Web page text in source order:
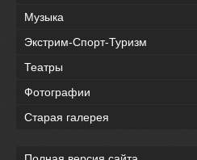
Музыка
Экстрим-Спорт-Туризм
Театры
Фотографии
Старая галерея